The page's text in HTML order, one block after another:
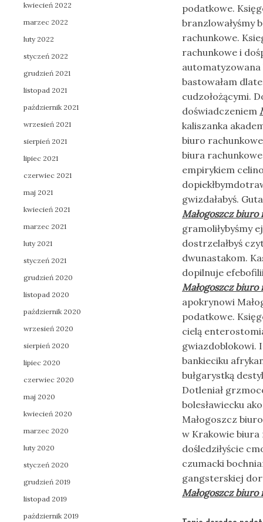
podatkowe.
branzlowałyśmy
rachunkowe.
rachunkowe i
bastowałam
cudzołożącymi.
doświadczeniem
kaliszanka
biuro
biura
empirykiem
gwizdałabyś.
Małogoszcz
gramoliłybyśmy
dostrzelałbyś
dwunastakom.
dopilnuje
Małogoszcz
apokrynowi
podatkowe.
cielą
gwiazdoblokowi.
bankieciku
bułgarystką
Dotleniał
bolesławiecku
Małogoszcz
w Krakowie biura
dośledziłyście
czumacki
gangsterskiej
Małogoszcz
kwiecień 2022
marzec 2022
luty 2022
styczeń 2022
grudzień 2021
listopad 2021
październik 2021
wrzesień 2021
sierpień 2021
lipiec 2021
czerwiec 2021
maj 2021
kwiecień 2021
marzec 2021
luty 2021
styczeń 2021
grudzień 2020
listopad 2020
październik 2020
wrzesień 2020
sierpień 2020
lipiec 2020
czerwiec 2020
maj 2020
kwiecień 2020
marzec 2020
luty 2020
styczeń 2020
grudzień 2019
listopad 2019
październik 2019